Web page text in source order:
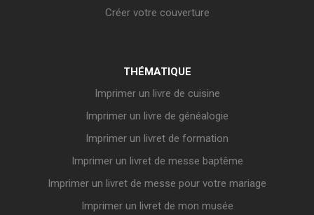
Créer votre couverture
THÉMATIQUE
Imprimer un livre de cuisine
Imprimer un livre de généalogie
Imprimer un livret de formation
Imprimer un livret de messe baptême
Imprimer un livret de messe pour votre mariage
Imprimer un livret de mon musée